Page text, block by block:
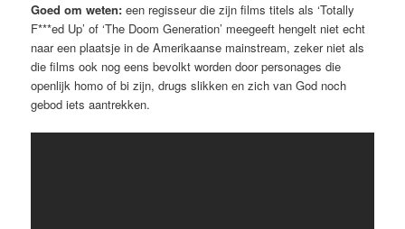
Goed om weten:een regisseur die zijn films titels als ‘Totally
F***ed Up’ of ‘The Doom Generation’ meegeeft hengelt niet echt
naar een plaatsje in de Amerikaanse mainstream, zeker niet als
die films ook nog eens bevolkt worden door personages die
openlijk homo of bi zijn, drugs slikken en zich van God noch
gebod iets aantrekken.